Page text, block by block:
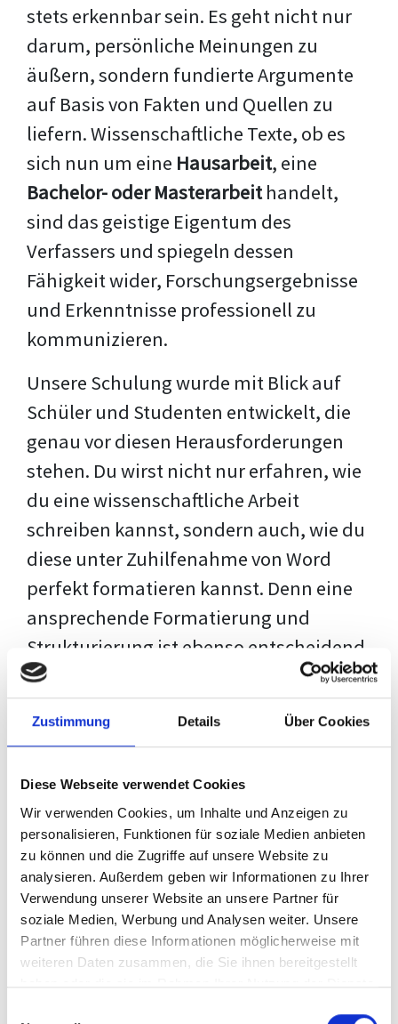
Zustimmung Details Über Cookies
Diese Webseite verwendet Cookies
Wir verwenden Cookies, um Inhalte und Anzeigen zu
personalisieren, Funktionen für soziale Medien anbieten
zu können und die Zugriffe auf unsere Website zu
analysieren. Außerdem geben wir Informationen zu Ihrer
Verwendung unserer Website an unsere Partner für
soziale Medien, Werbung und Analysen weiter. Unsere
Partner führen diese Informationen möglicherweise mit
weiteren Daten zusammen, die Sie ihnen bereitgestellt
haben oder die sie im Rahmen Ihrer Nutzung der Dienste
stets erkennbar sein. Es geht nicht nur
darum, persönliche Meinungen zu
äußern, sondern fundierte Argumente
auf Basis von Fakten und Quellen zu
liefern. Wissenschaftliche Texte, ob es
sich nun um eine Hausarbeit, eine
Bachelor- oder Masterarbeithandelt,
sind das geistige Eigentum des
Verfassers und spiegeln dessen
Fähigkeit wider, Forschungsergebnisse
und Erkenntnisse professionell zu
kommunizieren.
Unsere Schulung wurde mit Blick auf
Schüler und Studenten entwickelt, die
genau vor diesen Herausforderungen
stehen. Du wirst nicht nur erfahren, wie
du eine wissenschaftliche Arbeit
schreiben kannst, sondern auch, wie du
diese unter Zuhilfenahme von Word
perfekt formatieren kannst. Denn eine
ansprechende Formatierung und
Strukturierung ist ebenso entscheidend
wie der Inhalt selbst. Jeder Prüfer hat
eigene Erwartungen, und unsere
Schulung ist so konzipiert, dass sie dir
deiner individuellen Vorlage zeigt,
anstatt eine Einheitslösung zu bieten.
Der Prozess des wissenschaftlichen
Schreibens kann ohne das richtige
Wissen eine große Herausforderung
darstellen. Jedoch, ausgestattet mit
denTechniken und Strategiendieses
Kurses, wird die Formatierung deiner